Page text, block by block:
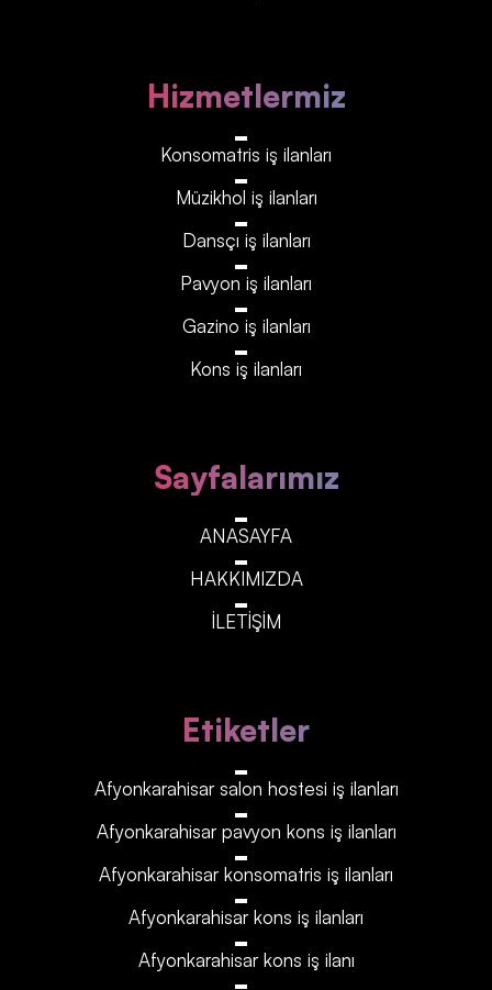
Hizmetlermiz
Konsomatris iş ilanları
Müzikhol iş ilanları
Dansçı iş ilanları
Pavyon iş ilanları
Gazino iş ilanları
Kons iş ilanları
Sayfalarımız
ANASAYFA
HAKKIMIZDA
İLETİŞİM
Etiketler
Afyonkarahisar‎‎‎‎ salon hostesi iş ilanları
Afyonkarahisar‎‎‎‎ pavyon kons iş ilanları
Afyonkarahisar‎‎‎‎ konsomatris iş ilanları
Afyonkarahisar‎‎‎‎ kons iş ilanları
Afyonkarahisar‎‎‎‎ kons iş ilanı